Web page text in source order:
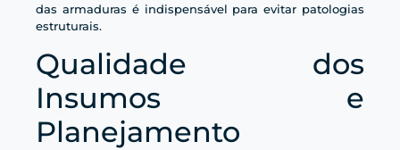
das armaduras é indispensável para evitar patologias
estruturais.
Qualidade dos
Insumos e
Planejamento